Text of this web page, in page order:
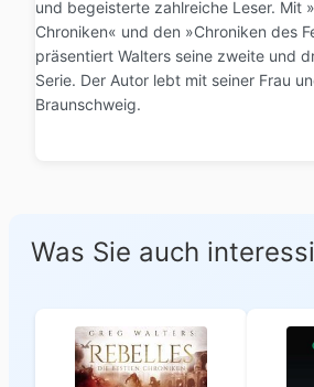
und begeisterte zahlreiche Leser. Mit
Chroniken« und den »Chroniken des
präsentiert Walters seine zweite und
Serie. Der Autor lebt mit seiner Frau
Braunschweig.
Was Sie auch